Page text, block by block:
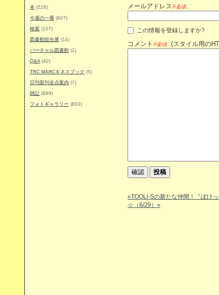
本 (528)
今週の一冊 (607)
検索 (107)
図書館総合展 (14)
バーチャル図書館 (2)
Q&A (42)
TRC MARCギネスブック (5)
日刊新刊全点案内 (7)
雑記 (899)
フォトギャラリー (803)
メールアドレス※必須:
この情報を登録しますか?
コメント ※必須 :(スタイル用の
«TOOLi-Sの新たな仲間！『ぽけ
☆（6/29）»